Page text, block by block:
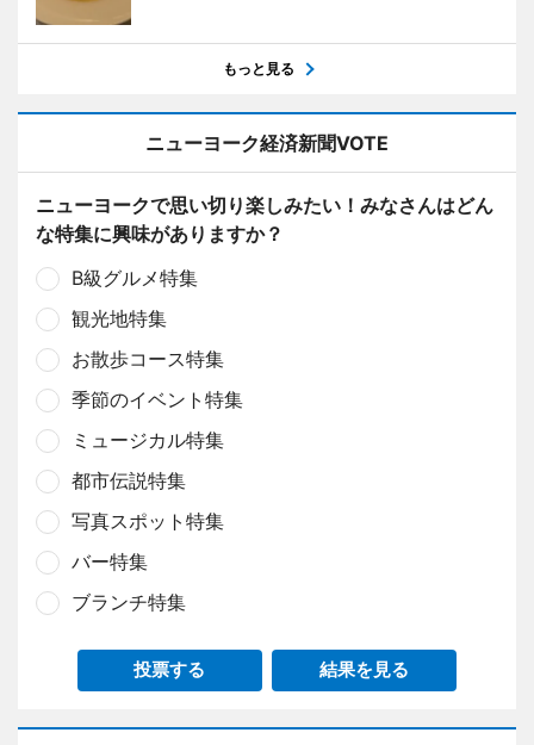
もっと見る
ニューヨーク経済新聞VOTE
ニューヨークで思い切り楽しみたい！みなさんはどん
な特集に興味がありますか？
B級グルメ特集
観光地特集
お散歩コース特集
季節のイベント特集
ミュージカル特集
都市伝説特集
写真スポット特集
バー特集
ブランチ特集
投票する 結果を見る